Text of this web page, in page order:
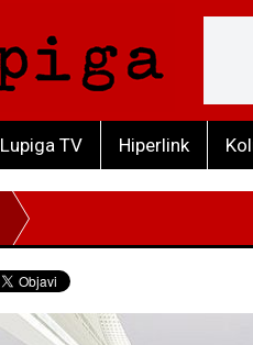
Lupiga TV Hiperlink